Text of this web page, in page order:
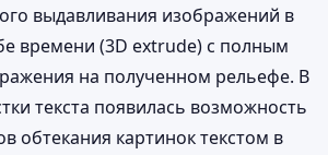
выдавливания изображений в
времени (3D extrude) с полным
на полученном рельефе. В
текста появилась возможность
обтекания картинок текстом в